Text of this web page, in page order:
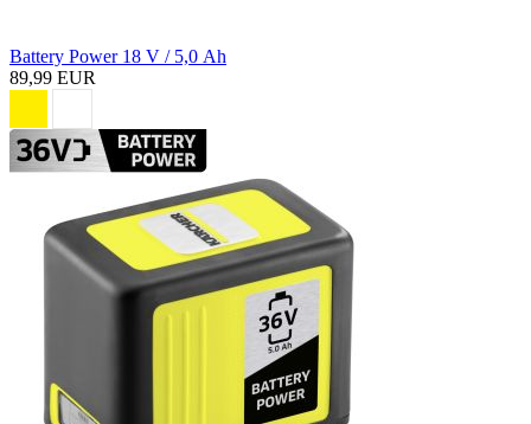
Battery Power 18 V / 5,0 Ah
89,99 EUR